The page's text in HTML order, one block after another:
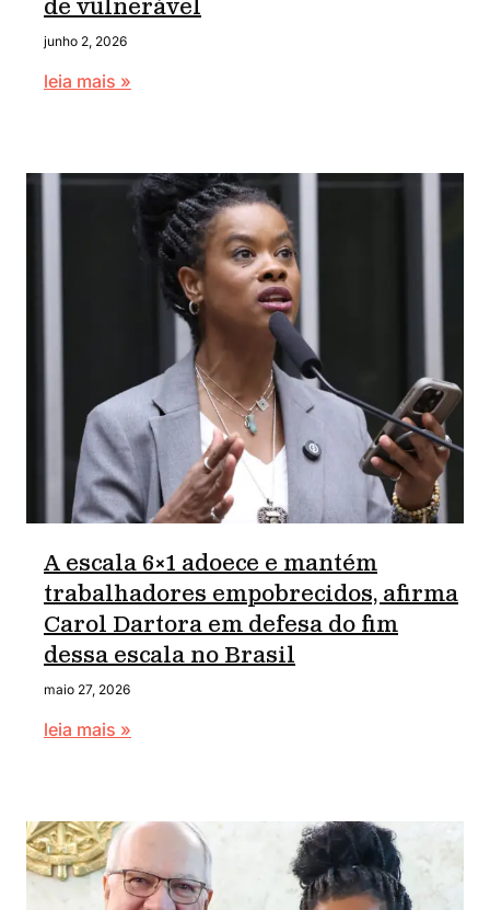
de vulnerável
junho 2, 2026
leia mais »
A escala 6×1 adoece e mantém
trabalhadores empobrecidos, afirma
Carol Dartora em defesa do fim
dessa escala no Brasil
maio 27, 2026
leia mais »